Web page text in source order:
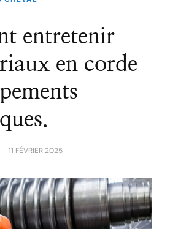
entretenir
en corde
11 FÉVRIER 2025